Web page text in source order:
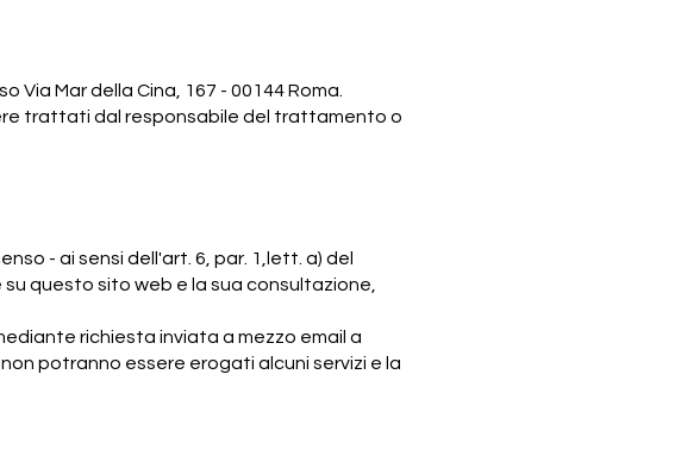
Mar della Cina, 167 - 00144 Roma.
trattati dal responsabile del trattamento o
- ai sensi dell'art. 6, par. 1,lett. a) del
questo sito web e la sua consultazione,
richiesta inviata a mezzo email a
potranno essere erogati alcuni servizi e la